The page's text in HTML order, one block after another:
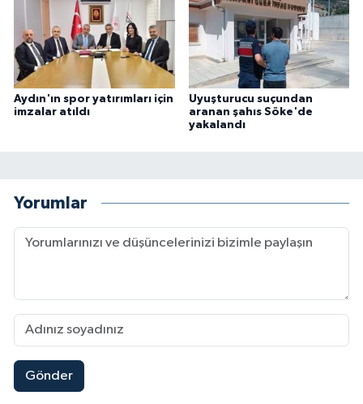
Aydın'ın spor yatırımları için
imzalar atıldı
Uyuşturucu suçundan
aranan şahıs Söke'de
yakalandı
Yorumlar
Gönder